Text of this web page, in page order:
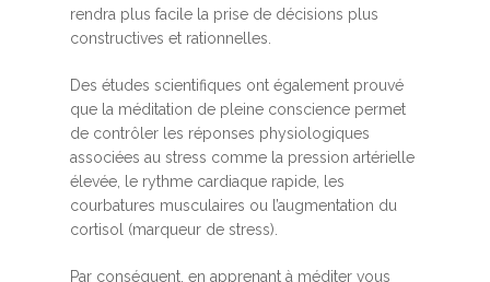
rendra plus facile la prise de décisions plus
constructives et rationnelles.
Des études scientifiques ont également prouvé
que la méditation de pleine conscience permet
de contrôler les réponses physiologiques
associées au stress comme la pression artérielle
élevée, le rythme cardiaque rapide, les
courbatures musculaires ou l’augmentation du
cortisol (marqueur de stress).
Par conséquent, en apprenant à méditer vous